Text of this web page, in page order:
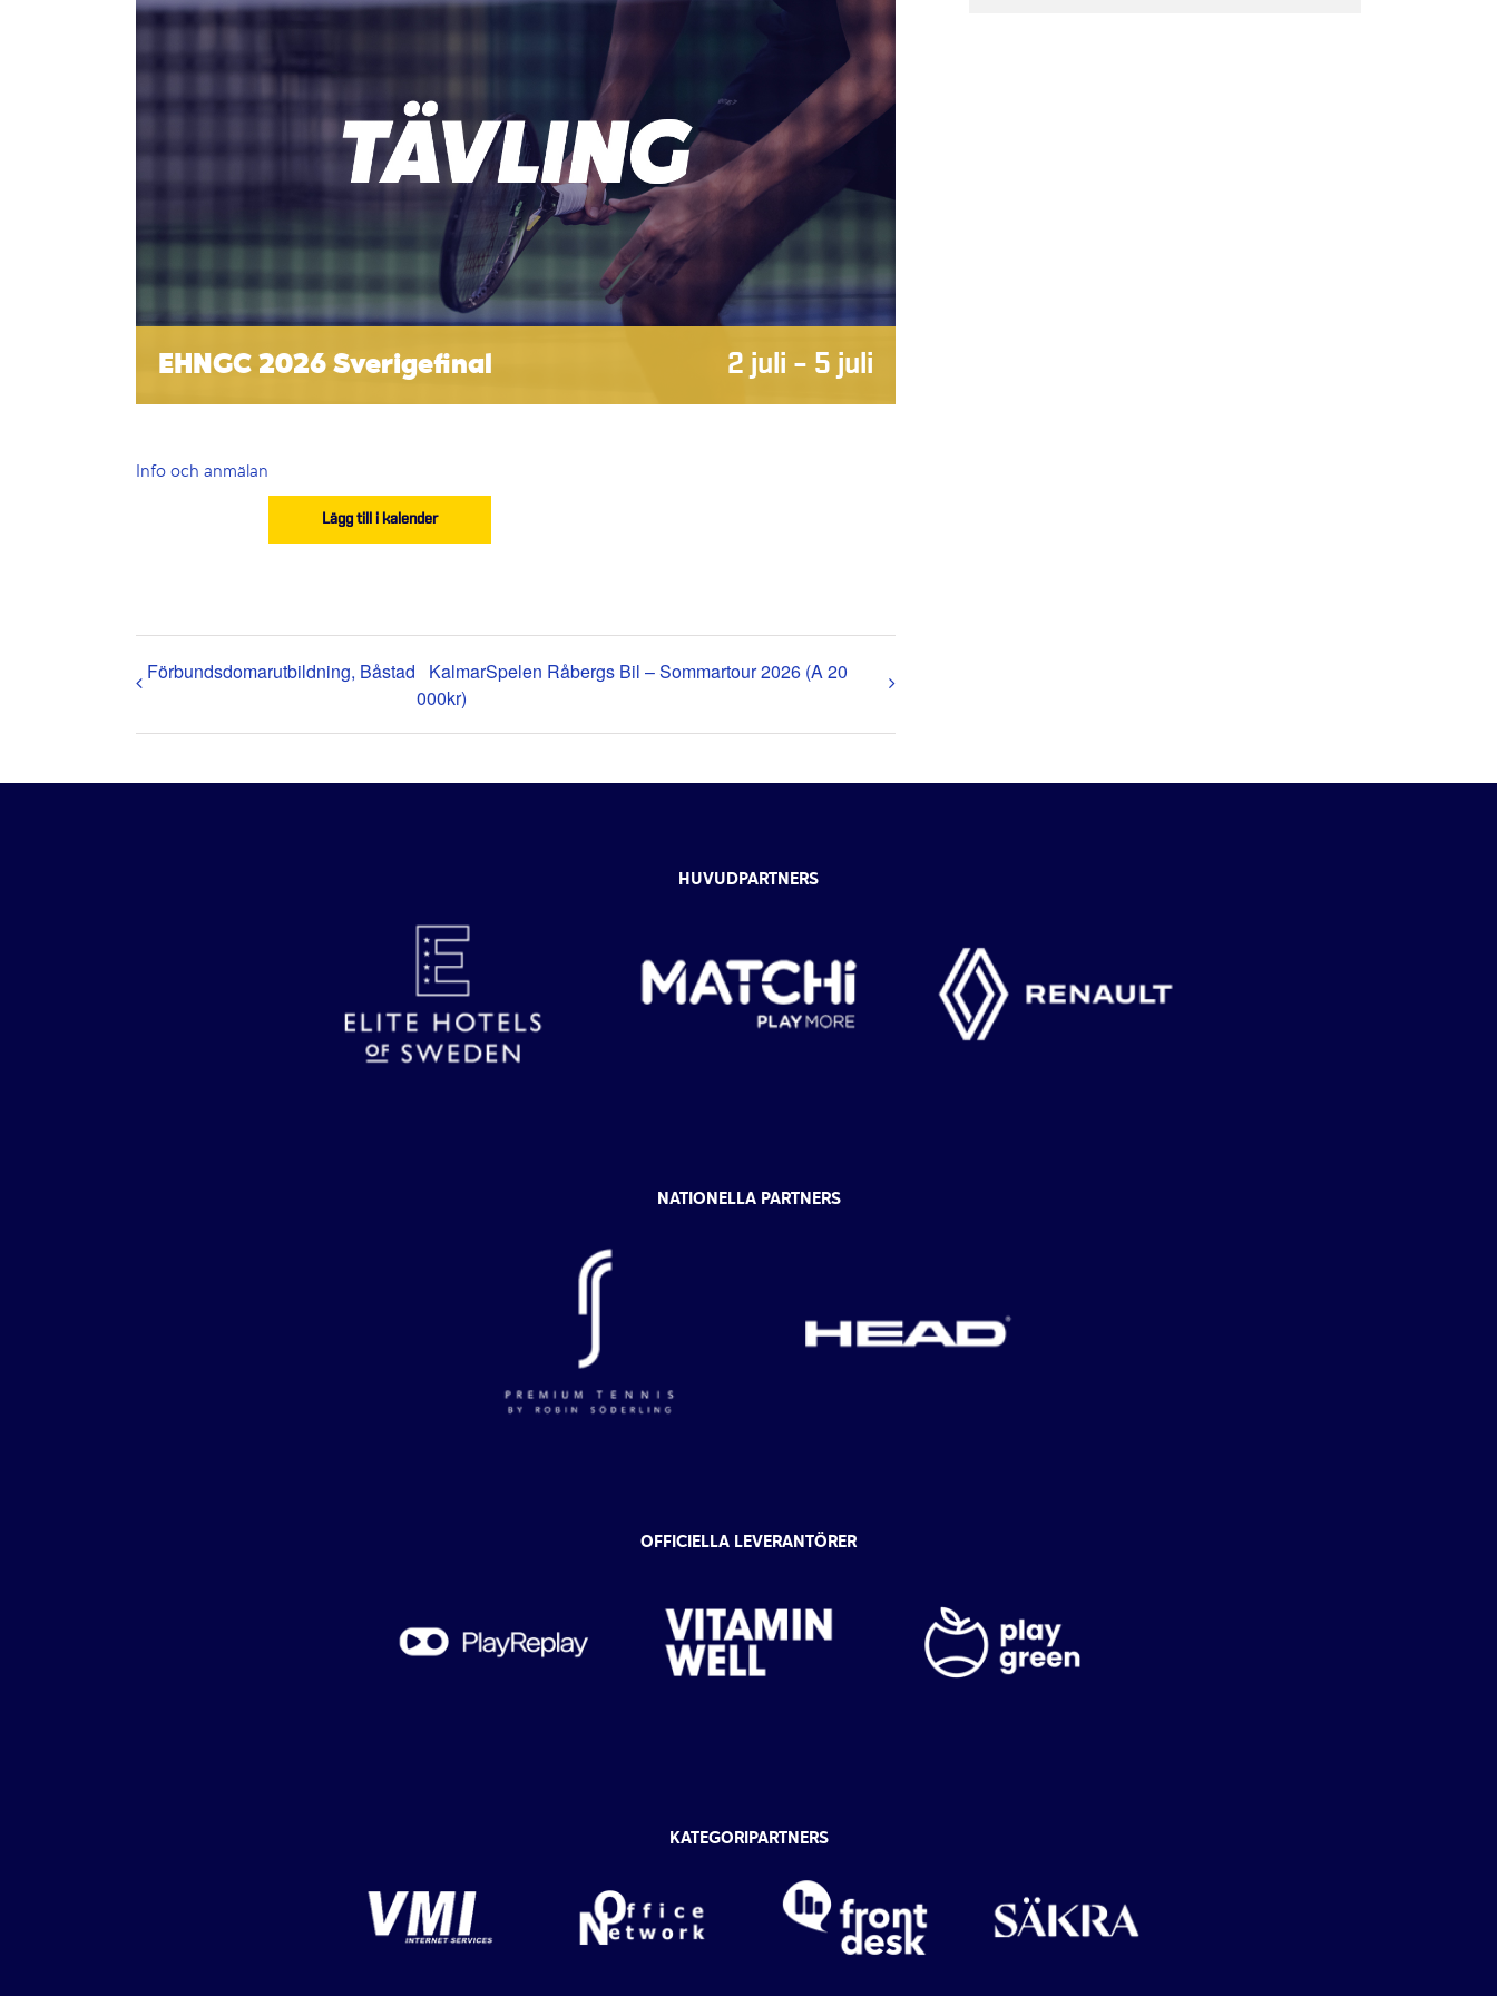
EHNGC 2026 Sverigefinal 2 juli – 5 juli
Info och anmälan
Lägg till i kalender
Förbundsdomarutbildning, Båstad
KalmarSpelen Råbergs Bil – Sommartour 2026 (A 20
000kr)
HUVUDPARTNERS
NATIONELLA PARTNERS
OFFICIELLA LEVERANTÖRER
KATEGORIPARTNERS